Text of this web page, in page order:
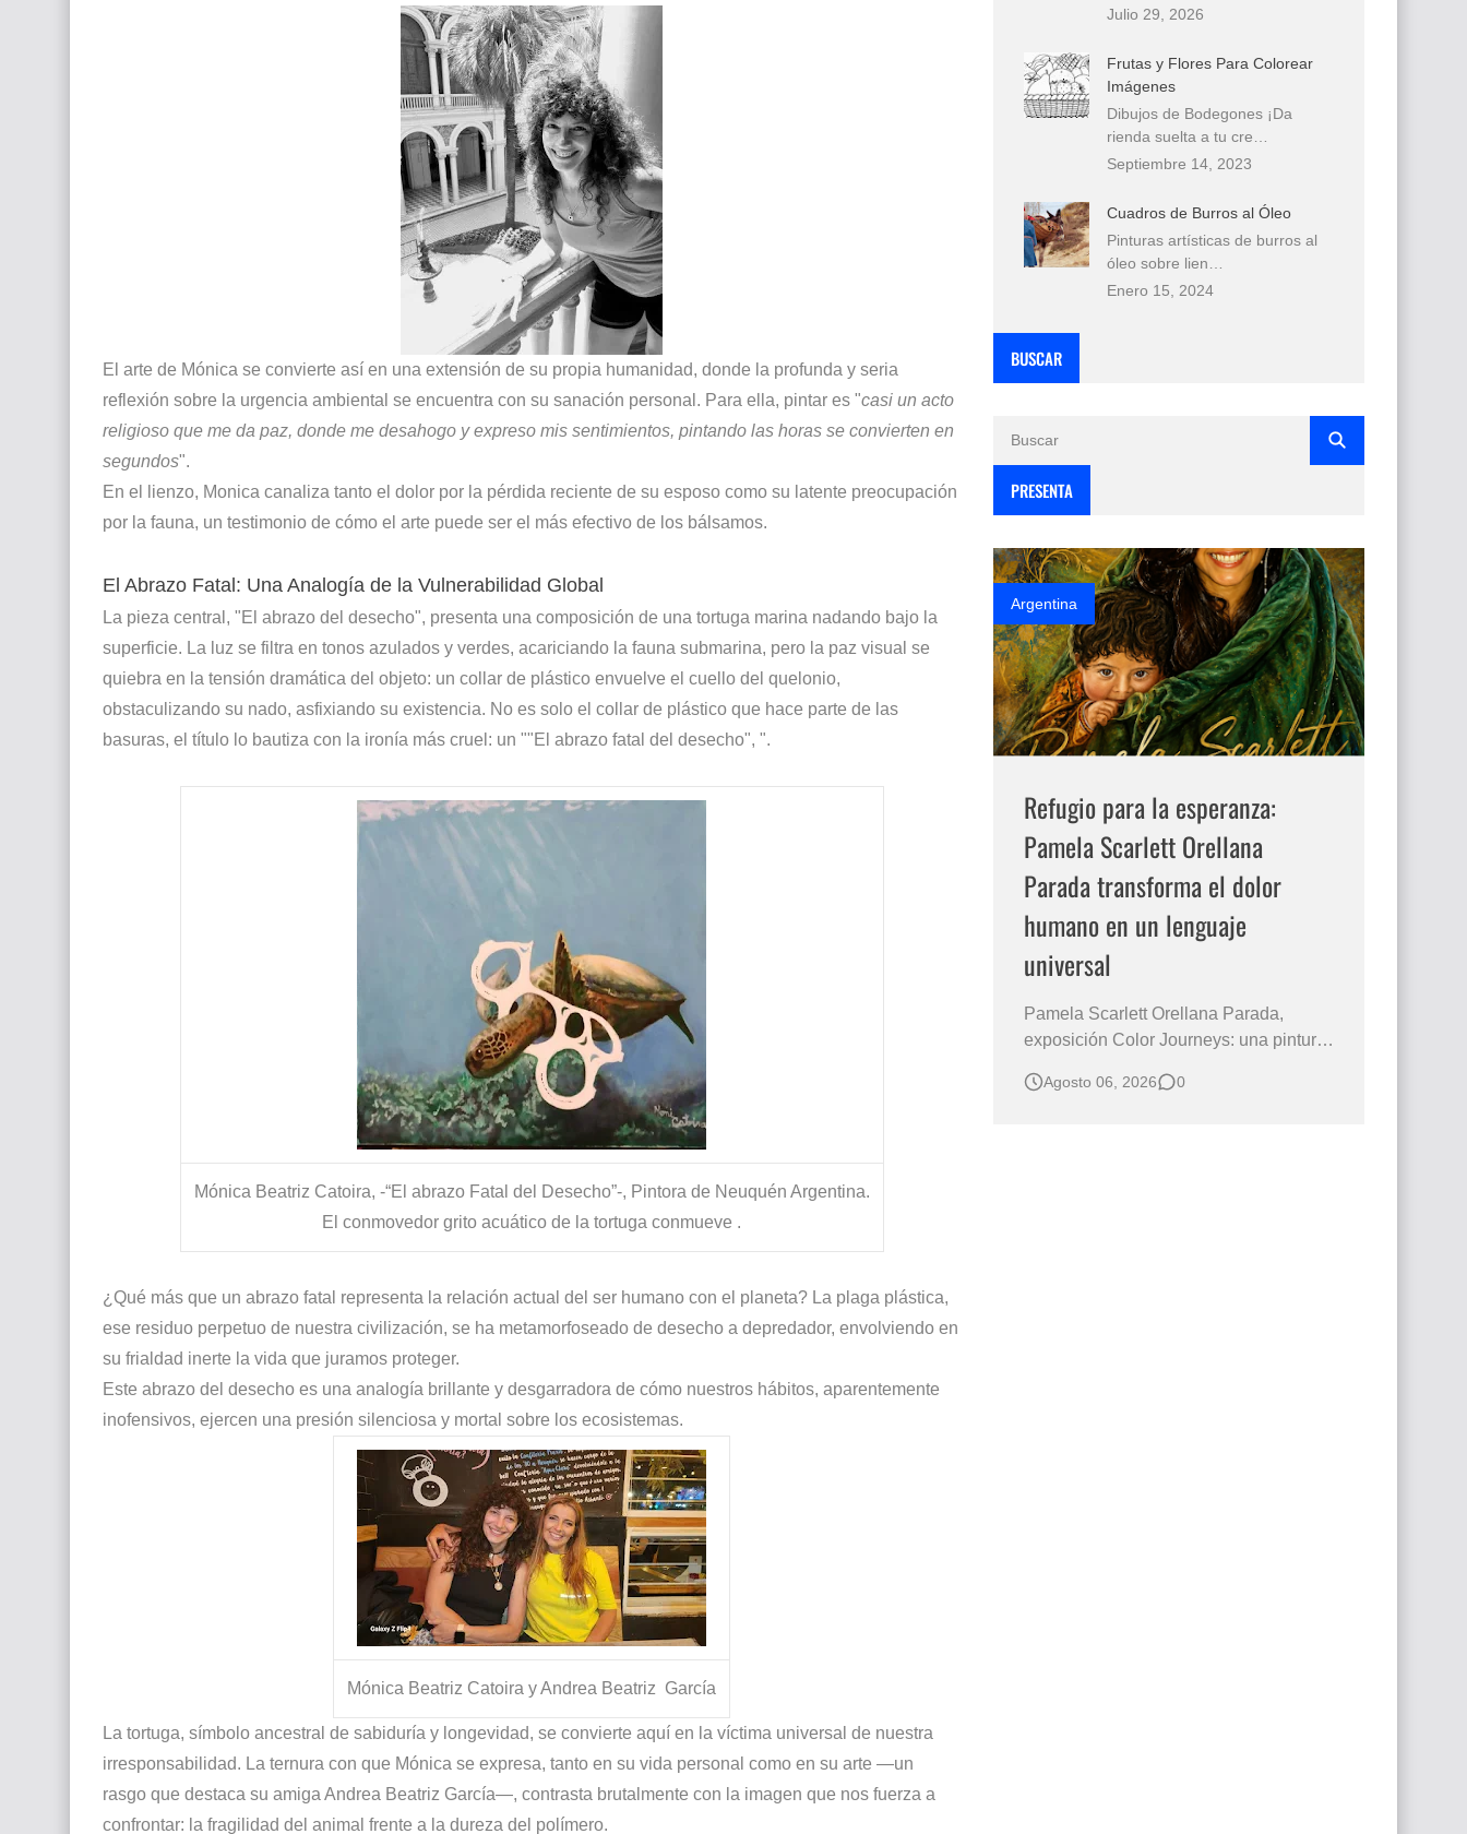
El arte de Mónica se convierte así en una extensión de su propia humanidad, donde la profunda y seria
reflexión sobre la urgencia ambiental se encuentra con su sanación personal. Para ella, pintar es "casi un acto
religioso que me da paz, donde me desahogo y expreso mis sentimientos, pintando las horas se convierten en
segundos".
En el lienzo, Monica canaliza tanto el dolor por la pérdida reciente de su esposo como su latente preocupación
por la fauna, un testimonio de cómo el arte puede ser el más efectivo de los bálsamos.
El Abrazo Fatal: Una Analogía de la Vulnerabilidad Global
La pieza central, "El abrazo del desecho", presenta una composición de una tortuga marina nadando bajo la
superficie. La luz se filtra en tonos azulados y verdes, acariciando la fauna submarina, pero la paz visual se
quiebra en la tensión dramática del objeto: un collar de plástico envuelve el cuello del quelonio,
obstaculizando su nado, asfixiando su existencia. No es solo el collar de plástico que hace parte de las
basuras, el título lo bautiza con la ironía más cruel: un ""El abrazo fatal del desecho", ".
Mónica Beatriz Catoira, -“El abrazo Fatal del Desecho”-, Pintora de Neuquén Argentina.
El conmovedor grito acuático de la tortuga conmueve .
¿Qué más que un abrazo fatal representa la relación actual del ser humano con el planeta? La plaga plástica,
ese residuo perpetuo de nuestra civilización, se ha metamorfoseado de desecho a depredador, envolviendo en
su frialdad inerte la vida que juramos proteger.
Este abrazo del desecho es una analogía brillante y desgarradora de cómo nuestros hábitos, aparentemente
inofensivos, ejercen una presión silenciosa y mortal sobre los ecosistemas.
Mónica Beatriz Catoira y Andrea Beatriz García
La tortuga, símbolo ancestral de sabiduría y longevidad, se convierte aquí en la víctima universal de nuestra
irresponsabilidad. La ternura con que Mónica se expresa, tanto en su vida personal como en su arte —un
rasgo que destaca su amiga Andrea Beatriz García—, contrasta brutalmente con la imagen que nos fuerza a
confrontar: la fragilidad del animal frente a la dureza del polímero.
Julio 29, 2026
Frutas y Flores Para Colorear
Imágenes
Dibujos de Bodegones ¡Da
rienda suelta a tu cre…
Septiembre 14, 2023
Cuadros de Burros al Óleo
Pinturas artísticas de burros al
óleo sobre lien…
Enero 15, 2024
BUSCAR
PRESENTA
Argentina
Refugio para la esperanza:
Pamela Scarlett Orellana
Parada transforma el dolor
humano en un lenguaje
universal
Pamela Scarlett Orellana Parada,
exposición Color Journeys: una pintura
primera mirada basta para comprender
Agosto 06, 2026 0